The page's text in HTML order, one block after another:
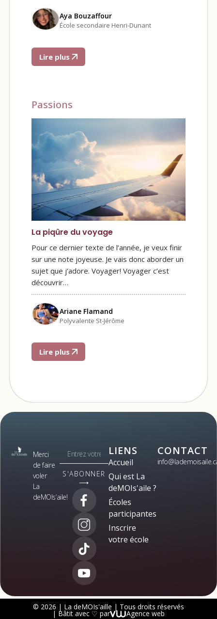
Aya Bouzaffour
École secondaire Henri-Dunant
Lire plus
Passions
La piqûre du voyage
Pour ce dernier texte de l’année, je veux finir
sur une note joyeuse. Je vais donc aborder un
sujet que j’adore. Voyager! Voyager c’est
découvrir…
Ariane Flamand
Polyvalente St-Jérôme
Lire plus
Merci
de faire
voler
La
deMOIs’aile!
S'ABONNER
⟶
LIENS
Accueil
Qui est La
deMOIs'aile ?
Écoles
participantes
Inscrire
votre école
CONTACT
© 2026 | La deMOIs'aille | Tous droits réservés
| Bâtit avec ♡ par Agence web